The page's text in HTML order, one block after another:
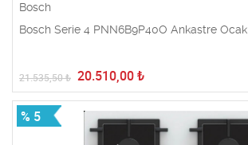
Bosch
Bosch Serie 4 PNN6B9P40O Ankastre Ocak
21.535,50₺ 20.510,00 ₺
% 5